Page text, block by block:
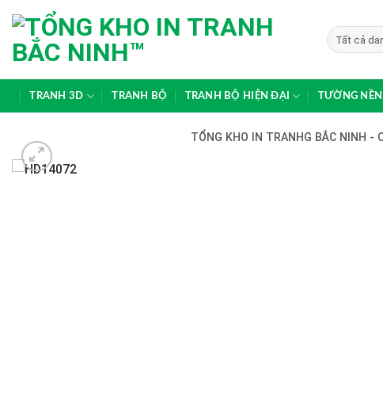
to
content
TRANH 3D TRANH BỘ TRANH BỘ HIỆN ĐẠI TƯỜNG
TỔNG KHO IN TRANHG BẮC NINH -